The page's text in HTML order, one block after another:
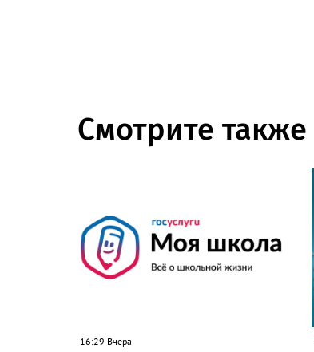
Смотрите также
16:29 Вчера